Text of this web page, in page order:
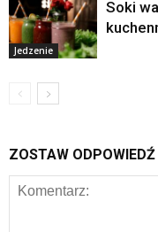
Jedzenie
Soki
ZOSTAW ODPOWIEDŹ